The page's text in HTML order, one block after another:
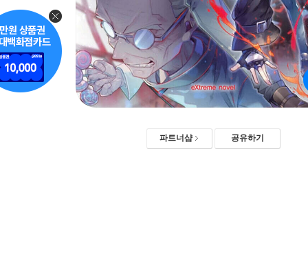
파트너샵 공유하기